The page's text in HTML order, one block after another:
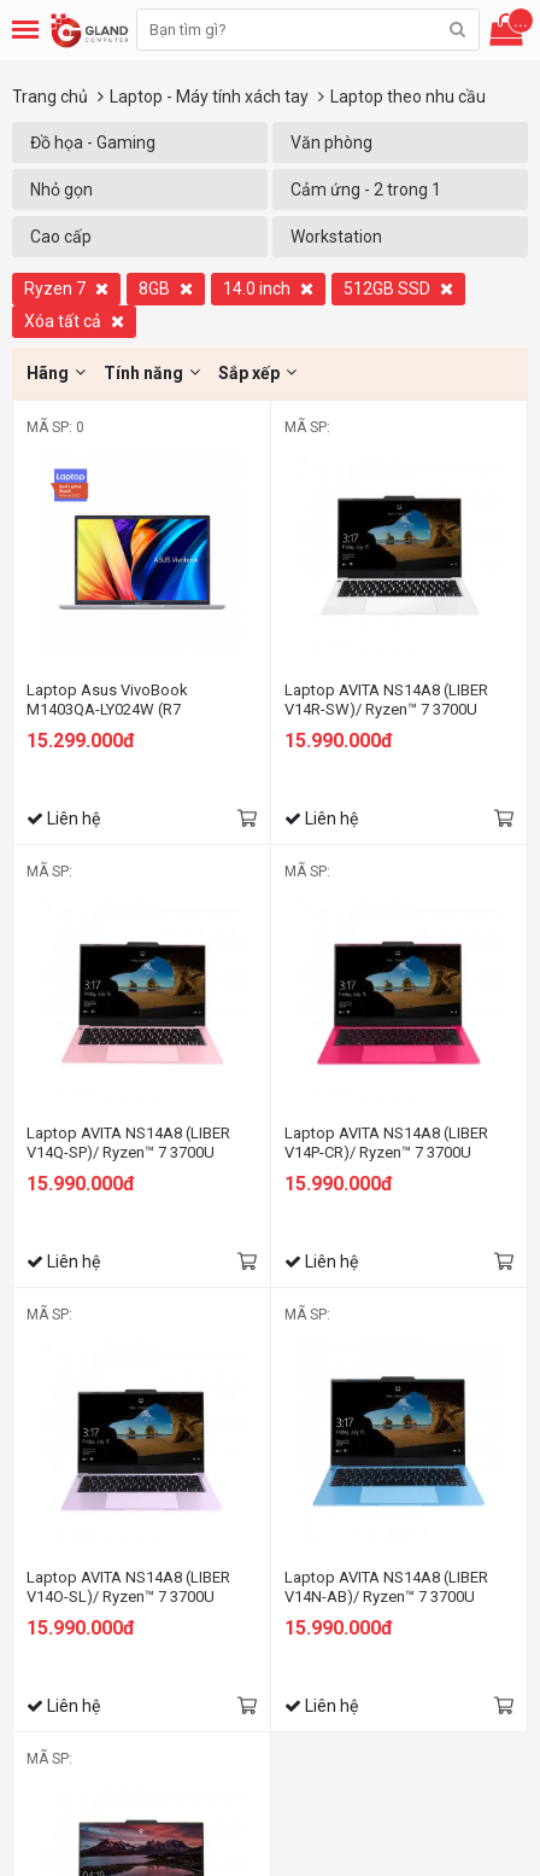
...
Trang chủ Laptop - Máy tính xách tay Laptop theo nhu cầu
Đồ họa - Gaming Văn phòng
Nhỏ gọn Cảm ứng - 2 trong 1
Cao cấp Workstation
Ryzen 7 8GB 14.0 inch
512GB SSD
Xóa tất cả
Hãng Tính năng Sắp xếp
MÃ SP: 0
Laptop Asus VivoBook
M1403QA-LY024W (R7
FHD/Win11/Bạc)
15.299.000đ
Liên hệ
MÃ SP:
Laptop AVITA NS14A8 (LIBER
V14R-SW)/ Ryzen™ 7 3700U
15.990.000đ
Liên hệ
MÃ SP:
Laptop AVITA NS14A8 (LIBER
V14Q-SP)/ Ryzen™ 7 3700U
15.990.000đ
Liên hệ
MÃ SP:
Laptop AVITA NS14A8 (LIBER
V14P-CR)/ Ryzen™ 7 3700U
15.990.000đ
Liên hệ
MÃ SP:
Laptop AVITA NS14A8 (LIBER
V14O-SL)/ Ryzen™ 7 3700U
15.990.000đ
Liên hệ
MÃ SP:
Laptop AVITA NS14A8 (LIBER
V14N-AB)/ Ryzen™ 7 3700U
15.990.000đ
Liên hệ
MÃ SP: